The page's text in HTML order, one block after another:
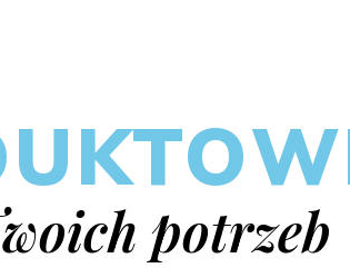
potrzeb